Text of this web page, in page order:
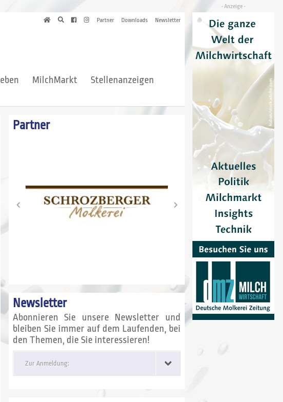
Partner Downloads Newsletter
MilchMarkt
Stellenanzeigen
Partner
Newsletter
Abonnieren Sie unsere Newsletter und
bleiben Sie immer auf dem Laufenden, bei
den Themen, die Sie interessieren!
Zur Anmeldung: